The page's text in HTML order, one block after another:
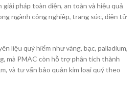
giải pháp toàn diện, an toàn và hiệu quả
ngành công nghiệp, trang sức, điện tử
liệu quý hiếm như vàng, bạc, palladium,
mà PMAC còn hỗ trợ phân tích thành
và tư vấn bảo quản kim loại quý theo